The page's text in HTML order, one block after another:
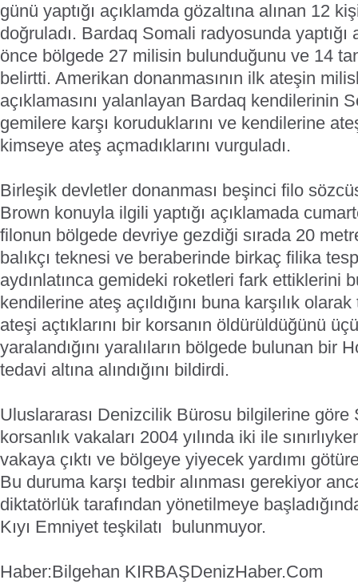
günü yaptığı açıklamda gözaltına alınan 12
doğruladı. Bardaq Somali radyosunda yaptığı
önce bölgede 27 milisin bulunduğunu ve 14
belirtti. Amerikan donanmasının ilk ateşin
açıklamasını yalanlayan Bardaq kendilerinin
gemilere karşı koruduklarını ve kendilerine
kimseye ateş açmadıklarını vurguladı.
Birleşik devletler donanması beşinci filo
Brown konuyla ilgili yaptığı açıklamada
filonun bölgede devriye gezdiği sırada 20
balıkçı teknesi ve beraberinde birkaç filika
aydınlatınca gemideki roketleri fark ettiklerini
kendilerine ateş açıldığını buna karşılık
ateşi açtıklarını bir korsanın öldürüldüğünü
yaralandığını yaralıların bölgede bulunan bir
tedavi altına alındığını bildirdi.
Uluslararası Denizcilik Bürosu bilgilerine göre
korsanlık vakaları 2004 yılında iki ile
vakaya çıktı ve bölgeye yiyecek yardımı
Bu duruma karşı tedbir alınması gerekiyor
diktatörlük tarafından yönetilmeye
Kıyı Emniyet teşkilatı bulunmuyor.
Haber:Bilgehan KIRBAŞDenizHaber.Com